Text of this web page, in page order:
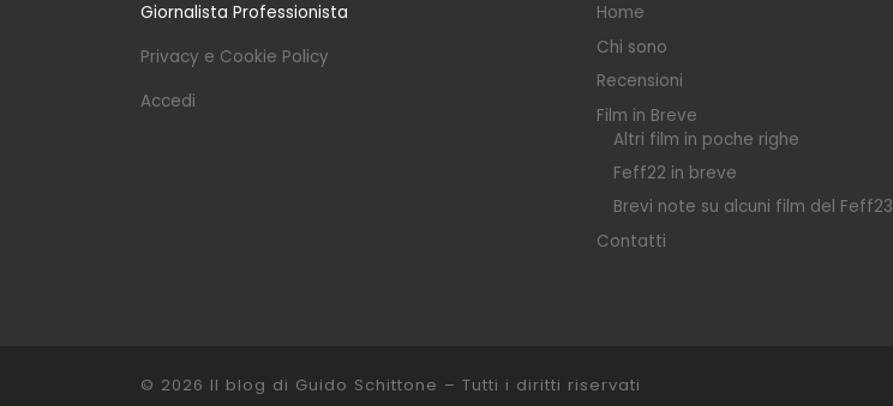
Giornalista Professionista
Privacy e Cookie Policy
Accedi
Home
Chi sono
Recensioni
Film in Breve
Altri film in poche righe
Feff22 in breve
Brevi note su alcuni film del Feff23
Contatti
© 2026 Il blog di Guido Schittone – Tutti i diritti riservati